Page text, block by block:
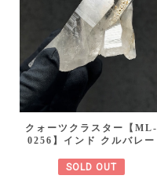
クォーツクラスター【ML-
0256】インド クルバレー
SOLD OUT